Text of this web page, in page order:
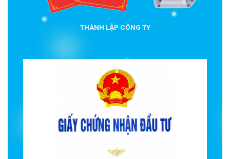
THÀNH LẬP CÔNG TY